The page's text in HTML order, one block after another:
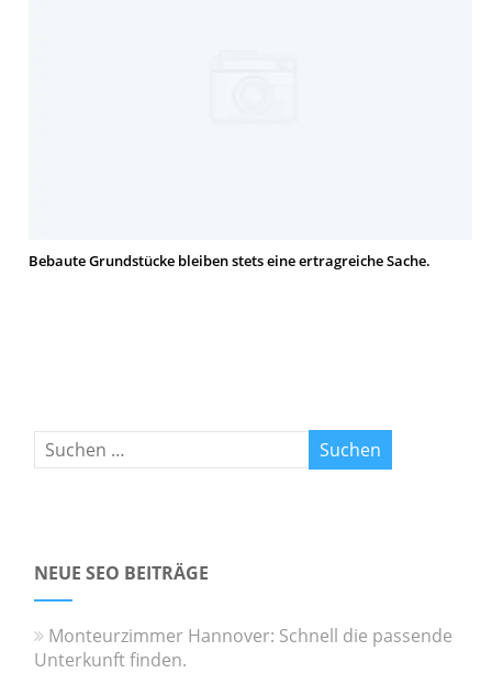
Bebaute Grundstücke bleiben stets eine ertragreiche Sache.
NEUE SEO BEITRÄGE
Monteurzimmer Hannover: Schnell die passende
Unterkunft finden.